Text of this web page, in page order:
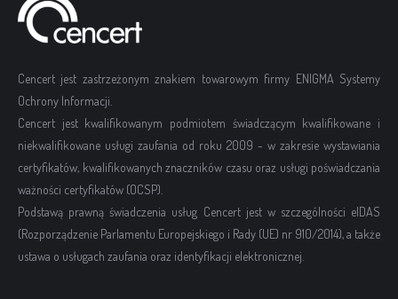
Cencert jest zastrzeżonym znakiem towarowym firmy ENIGMA Systemy
Ochrony Informacji.
Cencert jest kwalifikowanym podmiotem świadczącym kwalifikowane i
niekwalifikowane usługi zaufania od roku 2009 - w zakresie wystawiania
certyfikatów, kwalifikowanych znaczników czasu oraz usługi poświadczania
ważności certyfikatów (OCSP).
Podstawą prawną świadczenia usług Cencert jest w szczególności eIDAS
(Rozporządzenie Parlamentu Europejskiego i Rady (UE) nr 910/2014), a także
ustawa o usługach zaufania oraz identyfikacji elektronicznej.